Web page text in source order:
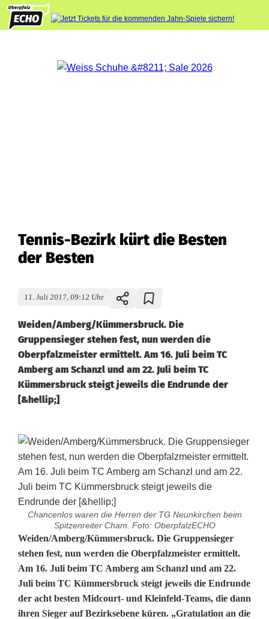
Tennis-Bezirk kürt die Besten
der Besten
11. Juli 2017, 09:12 Uhr
Weiden/Amberg/Kümmersbruck. Die
Gruppensieger stehen fest, nun werden die
Oberpfalzmeister ermittelt. Am 16. Juli beim TC
Amberg am Schanzl und am 22. Juli beim TC
Kümmersbruck steigt jeweils die Endrunde der
[&hellip;]
Chancenlos waren die Herren der TG Neunkirchen beim
Spitzenreiter Cham. Foto: OberpfalzECHO
T
e
n
n
Weiden/Amberg/Kümmersbruck. Die Gruppensieger
stehen fest, nun werden die Oberpfalzmeister ermittelt.
Am 16. Juli beim TC Amberg am Schanzl und am 22.
Juli beim TC Kümmersbruck steigt jeweils die Endrunde
der acht besten Midcourt- und Kleinfeld-Teams, die dann
ihren Sieger auf Bezirksebene küren. „Gratulation an die